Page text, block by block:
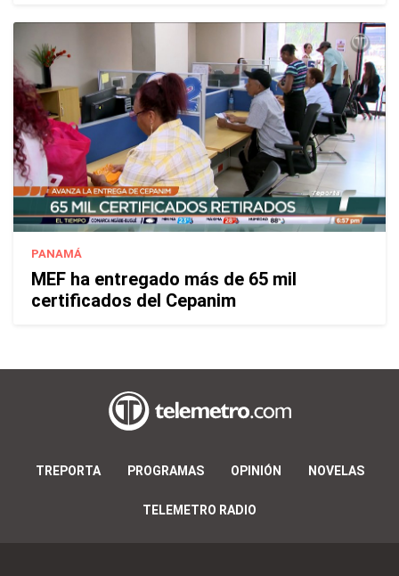
PANAMÁ
MEF ha entregado más de 65 mil
certificados del Cepanim
TREPORTA PROGRAMAS OPINIÓN NOVELAS
TELEMETRO RADIO